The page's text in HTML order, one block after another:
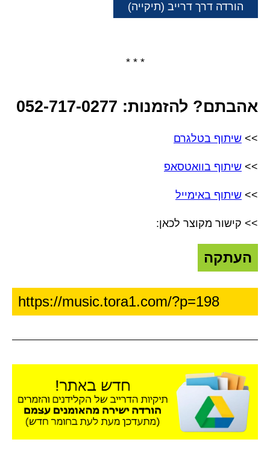
הורדה דרך דרייב (תיקייה)
* * *
אהבתם? להזמנות: 052-717-0277
>> שיתוף בטלגרם
>> שיתוף בוואטסאפ
>> שיתוף באימייל
>> קישור מקוצר לכאן:
העתקה